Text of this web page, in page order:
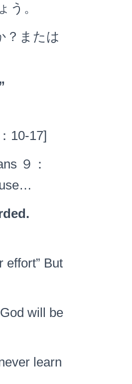
う。
？または
10-17]
９：
.
But
will be
learn